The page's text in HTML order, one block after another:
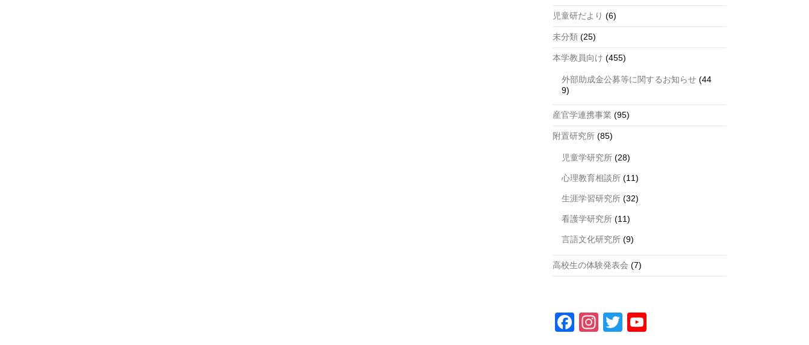
児童研だより (6)
未分類 (25)
本学教員向け (455)
外部助成金公募等に関するお知らせ (44
9)
産官学連携事業 (95)
附置研究所 (85)
児童学研究所 (28)
心理教育相談所 (11)
生涯学習研究所 (32)
看護学研究所 (11)
言語文化研究所 (9)
高校生の体験発表会 (7)
F
In
T